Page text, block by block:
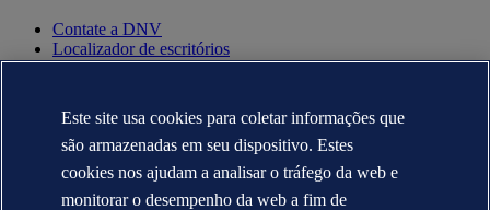
Contate a DNV
Localizador de escritórios
Contatos para imprensa
Política de privacidade
Termo de uso
Copyright © DNV AS 2025
Informação sobre cookies
Este site usa cookies para coletar informações que
são armazenadas em seu dispositivo. Estes
cookies nos ajudam a analisar o tráfego da web e
monitorar o desempenho da web a fim de